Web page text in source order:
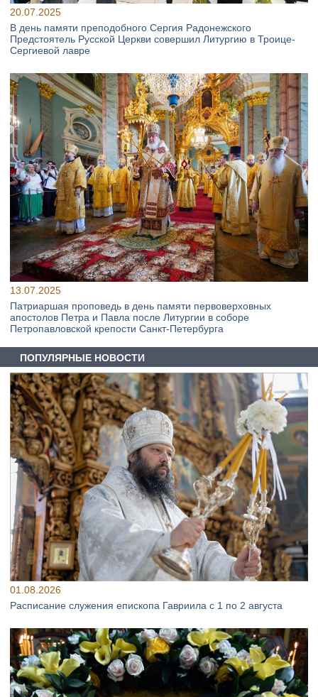
20.07.2025
В день памяти преподобного Сергия Радонежского
Предстоятель Русской Церкви совершил Литургию в Троице-
Сергиевой лавре
13.07.2025
Патриаршая проповедь в день памяти первоверховных
апостолов Петра и Павла после Литургии в соборе
Петропавловской крепости Санкт-Петербурга
ПОПУЛЯРНЫЕ НОВОСТИ
01.08.2026
Расписание служения епископа Гавриила с 1 по 2 августа